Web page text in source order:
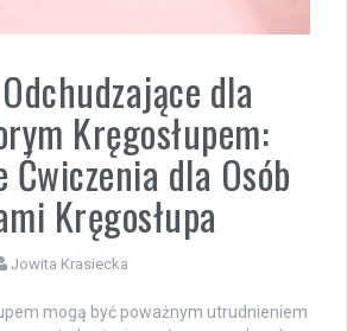
dla
Kręgosłupem:
Ćwiczenia dla Osób
Kręgosłupa
Jowita Krasiecka
mogą być poważnym utrudnieniem